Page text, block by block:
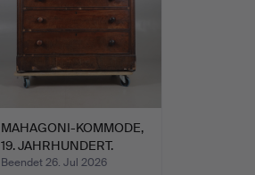
MAHAGONI-KOMMODE,
19. JAHRHUNDERT.
Beendet 26. Jul 2026